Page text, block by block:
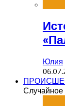
Юлия
Случайное